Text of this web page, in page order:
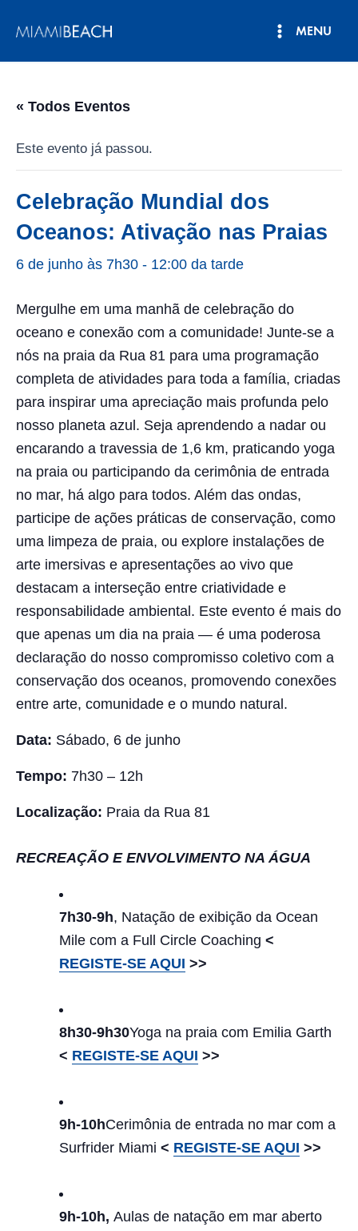
para
MENU
« Todos Eventos
Este evento já passou.
Celebração Mundial dos
Oceanos: Ativação nas Praias
6 de junho às 7h30 - 12:00 da tarde
Mergulhe em uma manhã de celebração do
oceano e conexão com a comunidade! Junte-se a
nós na praia da Rua 81 para uma programação
completa de atividades para toda a família, criadas
para inspirar uma apreciação mais profunda pelo
nosso planeta azul. Seja aprendendo a nadar ou
encarando a travessia de 1,6 km, praticando yoga
na praia ou participando da cerimônia de entrada
no mar, há algo para todos. Além das ondas,
participe de ações práticas de conservação, como
uma limpeza de praia, ou explore instalações de
arte imersivas e apresentações ao vivo que
destacam a interseção entre criatividade e
responsabilidade ambiental. Este evento é mais do
que apenas um dia na praia — é uma poderosa
declaração do nosso compromisso coletivo com a
conservação dos oceanos, promovendo conexões
entre arte, comunidade e o mundo natural.
Data: Sábado, 6 de junho
Tempo: 7h30 – 12h
Localização: Praia da Rua 81
RECREAÇÃO E ENVOLVIMENTO NA ÁGUA
7h30-9h, Natação de exibição da Ocean
Mile com a Full Circle Coaching <
REGISTE-SE AQUI >>
8h30-9h30Yoga na praia com Emilia Garth
< REGISTE-SE AQUI >>
9h-10hCerimônia de entrada no mar com a
Surfrider Miami < REGISTE-SE AQUI >>
9h-10h, Aulas de natação em mar aberto